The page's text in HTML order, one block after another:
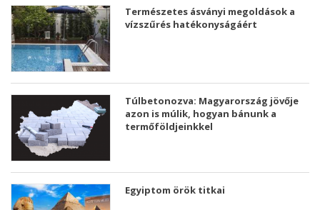
Természetes ásványi megoldások a
vízszűrés hatékonyságáért
Túlbetonozva: Magyarország jövője
azon is múlik, hogyan bánunk a
termőföldjeinkkel
Egyiptom örök titkai